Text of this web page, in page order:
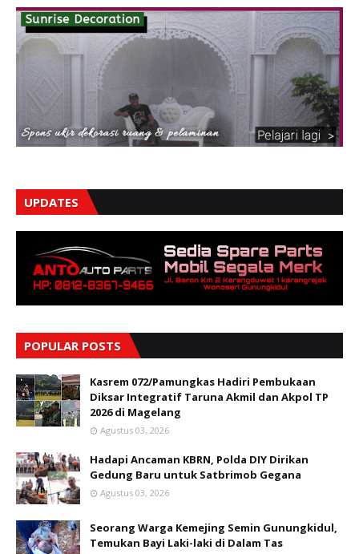
UPDATES
POPULAR POSTS
Kasrem 072/Pamungkas Hadiri Pembukaan
Diksar Integratif Taruna Akmil dan Akpol TP
2026 di Magelang
Agustus 03, 2026
Hadapi Ancaman KBRN, Polda DIY Dirikan
Gedung Baru untuk Satbrimob Gegana
Agustus 03, 2026
Seorang Warga Kemejing Semin Gunungkidul,
Temukan Bayi Laki-laki di Dalam Tas